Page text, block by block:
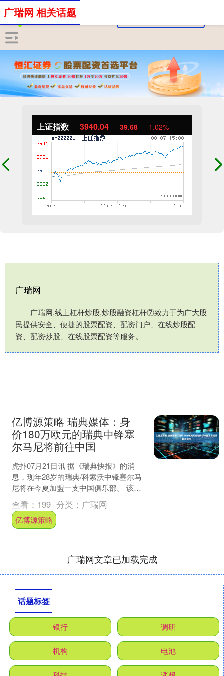
上证指数 3940.04 39.68 1.02%
广瑞网
广瑞网,线上杠杆炒股,炒股融资杠杆⑦致力于为广大股
民提供安全、便捷的股票配资、配资门户、在线炒股配
资、配资炒股、在线股票配资等服务。
广瑞网 相关话题
亿博源策略 瑞典媒体：身
价180万欧元的瑞典中锋塞
尔马尼将前往中国
虎扑07月21日讯 据《瑞典快报》的消
息，现年28岁的瑞典/科索沃中锋塞尔马
尼将在今夏加盟一支中国俱乐部。 该媒
体没有透露具体该球员的去向，但他们
同时表示，为了....
查看： 199 分类： 广瑞网
亿博源策略
广瑞网文章已加载完成
话题标签
银行 调研
机构 电池